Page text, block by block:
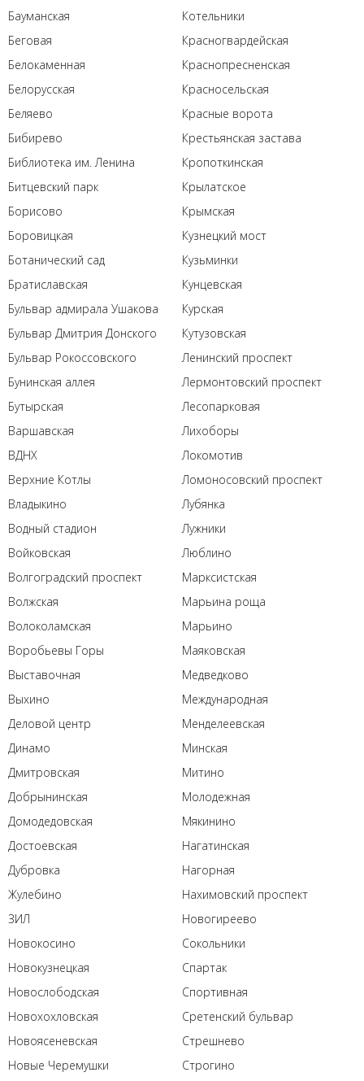
Бауманская
Беговая
Белокаменная
Белорусская
Беляево
Бибирево
Библиотека им. Ленина
Битцевский парк
Борисово
Боровицкая
Ботанический сад
Братиславская
Бульвар адмирала Ушакова
Бульвар Дмитрия Донского
Бульвар Рокоссовского
Бунинская аллея
Бутырская
Варшавская
ВДНХ
Верхние Котлы
Владыкино
Водный стадион
Войковская
Волгоградский проспект
Волжская
Волоколамская
Воробьевы Горы
Выставочная
Выхино
Деловой центр
Динамо
Дмитровская
Добрынинская
Домодедовская
Достоевская
Дубровка
Жулебино
ЗИЛ
Котельники
Красногвардейская
Краснопресненская
Красносельская
Красные ворота
Крестьянская застава
Кропоткинская
Крылатское
Крымская
Кузнецкий мост
Кузьминки
Кунцевская
Курская
Кутузовская
Ленинский проспект
Лермонтовский проспект
Лесопарковая
Лихоборы
Локомотив
Ломоносовский проспект
Лубянка
Лужники
Люблино
Марксистская
Марьина роща
Марьино
Маяковская
Медведково
Международная
Менделеевская
Минская
Митино
Молодежная
Мякинино
Нагатинская
Нагорная
Нахимовский проспект
Новогиреево
Новокосино
Новокузнецкая
Новослободская
Новохохловская
Новоясеневская
Новые Черемушки
Сокольники
Спартак
Спортивная
Сретенский бульвар
Стрешнево
Строгино